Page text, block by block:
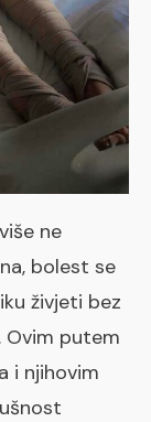
ne
bolest se
živjeti bez
Ovim putem
i njihovim